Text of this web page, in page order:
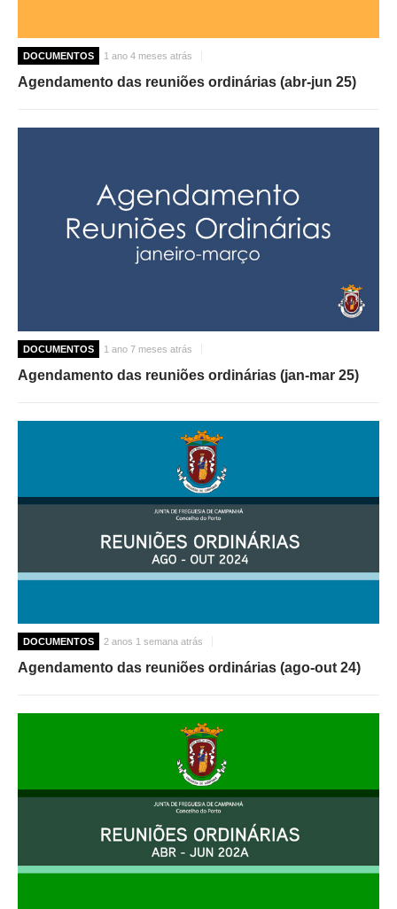
DOCUMENTOS 1 ano 4 meses atrás
Agendamento das reuniões ordinárias (abr-jun 25)
DOCUMENTOS 1 ano 7 meses atrás
Agendamento das reuniões ordinárias (jan-mar 25)
DOCUMENTOS 2 anos 1 semana atrás
Agendamento das reuniões ordinárias (ago-out 24)